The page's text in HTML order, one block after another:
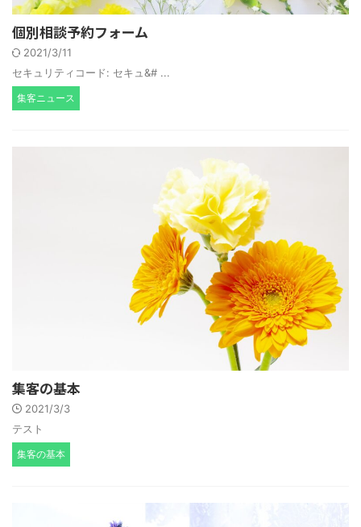
個別相談予約フォーム
2021/3/11
セキュリティコード: セキュ&# ...
集客ニュース
集客の基本
2021/3/3
テスト
集客の基本